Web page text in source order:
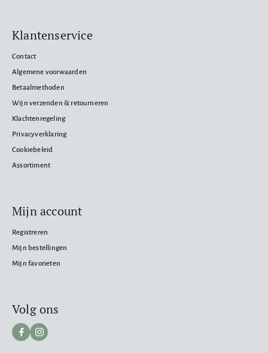
Klantenservice
Contact
Algemene voorwaarden
Betaalmethoden
Wijn verzenden & retourneren
Klachtenregeling
Privacyverklaring
Cookiebeleid
Assortiment
Mijn account
Registreren
Mijn bestellingen
Mijn favorieten
Volg ons